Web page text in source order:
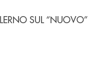
SUL “NUOVO”